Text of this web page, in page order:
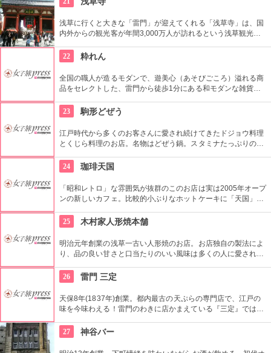
す。
浅草に行くと大きな「雷門」が迎えてくれる「浅草寺」は、国
内外からの観光客が年間3,000万人が訪れるという浅草観光一
都内最古の名刹です。
22 粋れん
全国の職人が造るモダンで、遊美心（あそびごころ）溢れる商
品をセレクトした、雷門から徒歩1分にある和モダンな雑貨
めるので、粋な雑貨を探すのが楽しくなりそう。
23 駒形どぜう
江戸時代から多くのお客さんに愛され続けてきたドジョウ料理
とくじら料理のお店。名物はどぜう鍋。スタミナたっぷりのど
く美味しく頂ける上に健康と美容にも良い。
24 珈琲天国
「昭和レトロ」な雰囲気が抜群のこのお店は実は2005年オープ
ンの新しいカフェ。比較的小ぶりなホットケーキに「天国」の
ここへ。
25 木村家人形焼本舗
明治元年創業の浅草一古い人形焼のお店。お店独自の製法によ
り、品の良い甘さと口当たりのいい風味は多くの人に愛されて
ンコの入っていないタイプもあり。ハトのマークを目印に探し
て。
26 雷門 三定
天保8年(1837年)創業。都内最古の天ぷらの専門店で、江戸の
味を今味わえる！雷門のわきに店かまえている『三定』では特
27
神谷バー